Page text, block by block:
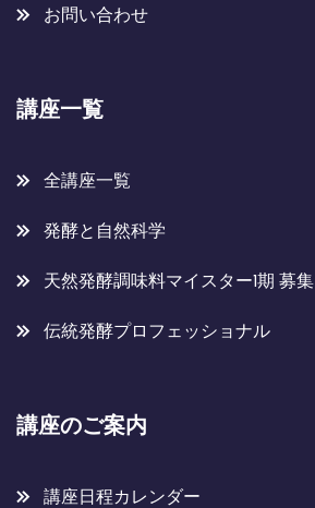
お問い合わせ
講座一覧
全講座一覧
発酵と自然科学
天然発酵調味料マイスター1期 募集
伝統発酵プロフェッショナル
講座のご案内
講座日程カレンダー